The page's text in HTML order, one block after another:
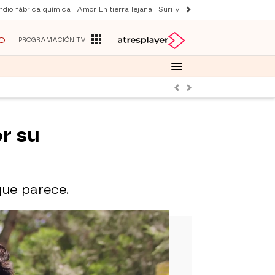
fábrica química Amor En tierra lejana Suri y Tom Cruise
PROGRAMACIÓN TV
AnteriorSiguiente
su
parece.